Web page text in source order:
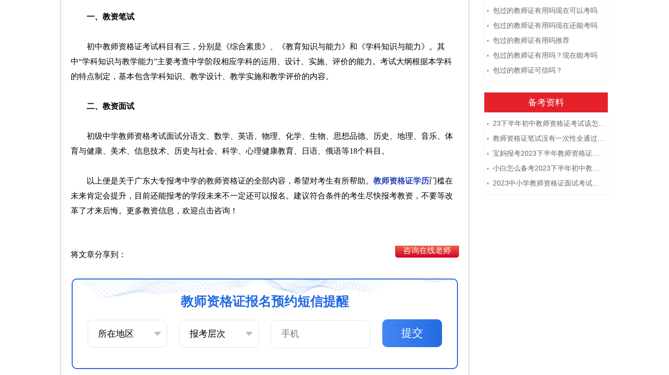
一、教资笔试
初中教师资格证考试科目有三，分别是《综合素质》、《教育知识与能力》和《学科知识与能力》。其
中“学科知识与教学能力”主要考查中学阶段相应学科的运用、设计、实施、评价的能力。考试大纲根据本学科
的特点制定，基本包含学科知识、教学设计、教学实施和教学评价的内容。
二、教资面试
初级中学教师资格考试面试分语文、数学、英语、物理、化学、生物、思想品德、历史、地理、音乐、体
育与健康、美术、信息技术、历史与社会、科学、心理健康教育、日语、俄语等18个科目。
以上便是关于广东大专报考中学的教师资格证的全部内容，希望对考生有所帮助。 教师资格证学历门槛在
未来肯定会提升，目前还能报考的学段未来不一定还可以报名。建议符合条件的考生尽快报考教资，不要等改
革了才来后悔。更多教资信息，欢迎点击咨询！
将文章分享到： 咨询在线老师
教师资格证报名预约短信提醒
提交
• 包过的教师证有用吗现在可以考吗
• 包过的教师证有用吗现在还能考吗
• 包过的教师证有用吗推荐
• 包过的教师证有用吗？现在能考吗
• 包过的教师证可信吗？
备考资料
• 23下半年初中教师资格证考试该怎么复习？
• 教师资格证笔试没有一次性全通过下次需要重新报考吗？
• 宝妈报考2023下半年教师资格证需要报班备考吗？
• 小白怎么备考2023下半年初中教师资格证笔试？
• 2023中小学教师资格证面试考试注意事项